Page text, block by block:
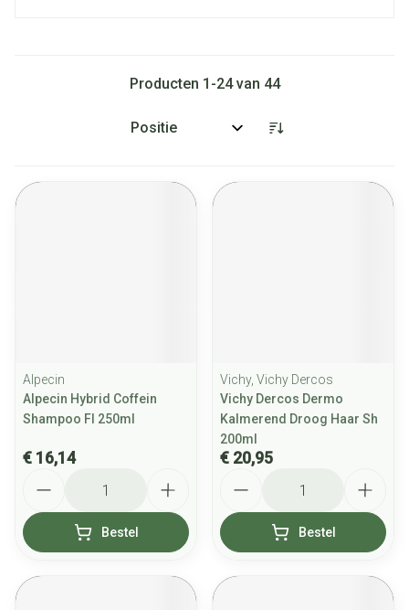
Producten 1 -24van 44
Sorteer op:
Alpecin
Alpecin Hybrid Coffein
Shampoo Fl 250ml
€ 16,14
Bestel
Vichy, Vichy Dercos
Vichy Dercos Dermo
Kalmerend Droog Haar Sh
200ml
€ 20,95
Bestel